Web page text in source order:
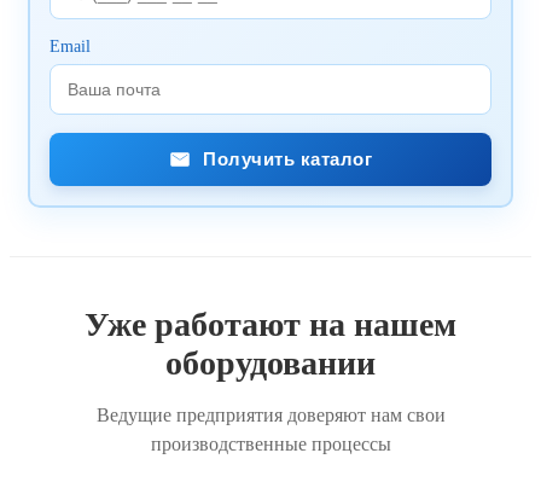
Email
Получить каталог
Уже работают на нашем
оборудовании
Ведущие предприятия доверяют нам свои
производственные процессы